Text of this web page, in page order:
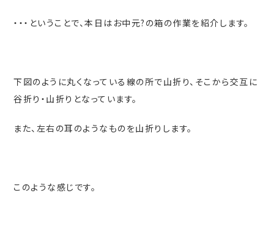
・・・ということで、本日はお中元?の箱の作業を紹介します。
下図のように丸くなっている線の所で山折り、そこから交互に
谷折り・山折りとなっています。
また、左右の耳のようなものを山折りします。
このような感じです。